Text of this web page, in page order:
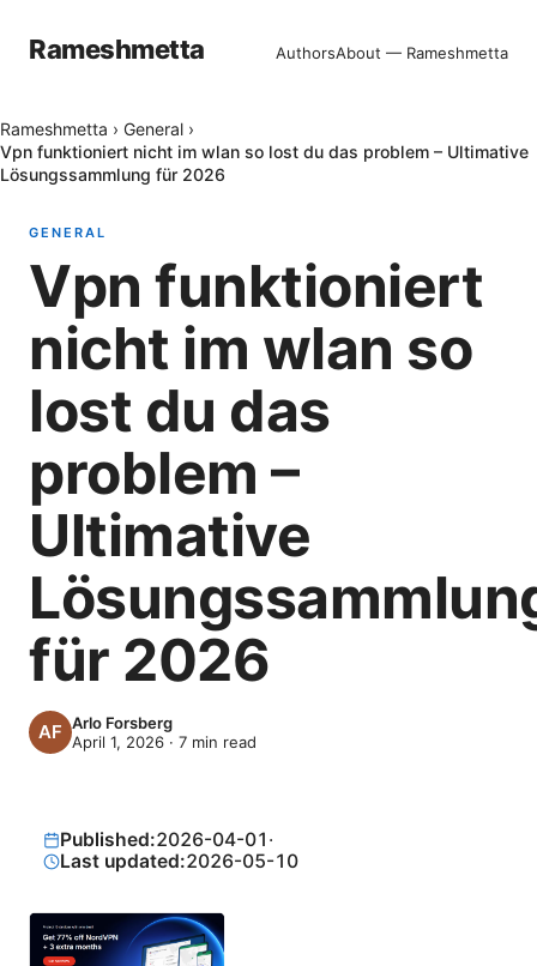
Rameshmetta AuthorsAbout — Rameshmetta
Rameshmetta › General ›
Vpn funktioniert nicht im wlan so lost du das problem – Ultimative
Lösungssammlung für 2026
GENERAL
Vpn funktioniert
nicht im wlan so
lost du das
problem –
Ultimative
für 2026
Arlo Forsberg
April 1, 2026 · 7 min read
Published:2026-04-01 ·
Last updated:2026-05-10